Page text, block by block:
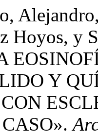
Hoyos, y
Y
CASO».